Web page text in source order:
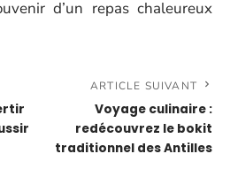
d’un repas chaleureux
ARTICLE SUIVANT
Voyage culinaire :
redécouvrez le bokit
traditionnel des Antilles